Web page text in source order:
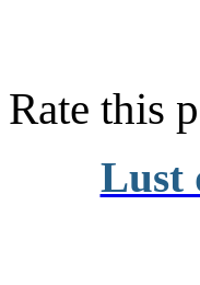
Rate this
Lust